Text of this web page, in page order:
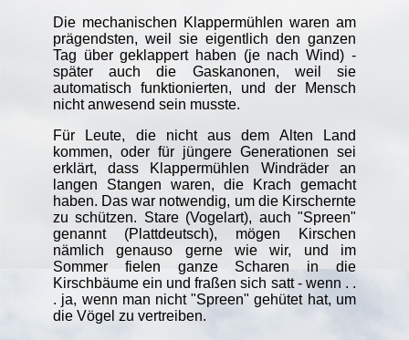
Die mechanischen Klappermühlen waren am
prägendsten, weil sie eigentlich den ganzen
Tag über geklappert haben (je nach Wind) -
später auch die Gaskanonen, weil sie
automatisch funktionierten, und der Mensch
nicht anwesend sein musste.
Für Leute, die nicht aus dem Alten Land
kommen, oder für jüngere Generationen sei
erklärt, dass Klappermühlen Windräder an
langen Stangen waren, die Krach gemacht
haben. Das war notwendig, um die Kirschernte
zu schützen. Stare (Vogelart), auch "Spreen"
genannt (Plattdeutsch), mögen Kirschen
nämlich genauso gerne wie wir, und im
Sommer fielen ganze Scharen in die
Kirschbäume ein und fraßen sich satt - wenn . .
. ja, wenn man nicht "Spreen" gehütet hat, um
die Vögel zu vertreiben.